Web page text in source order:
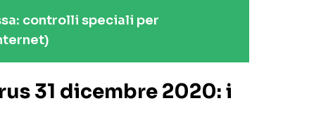
controlli speciali per
31 dicembre 2020: i